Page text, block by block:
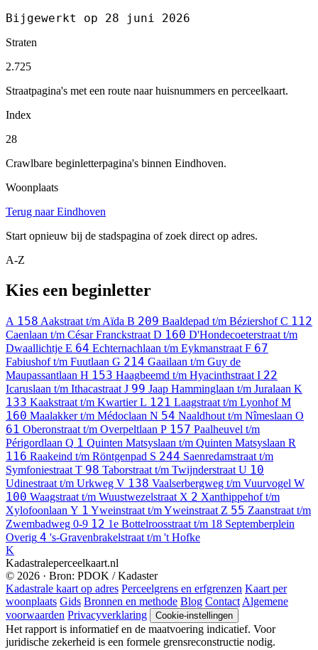
Bijgewerkt op 28 juni 2026
Straten
2.725
Straatpagina's met een route naar huisnummers en perceelkaart.
Index
28
Crawlbare beginletterpagina's binnen Eindhoven.
Woonplaats
Terug naar Eindhoven
Start opnieuw bij de stadspagina of zoek direct op adres.
A-Z
Kies een beginletter
A 158 Aakstraat t/m Aïda B 209 Baaldepad t/m BéziershofC 112
Caenlaan t/m César Franckstraat D 160 D'Hondecoeterstraat t/m
Dwaallichtje E 64 Echternachlaan t/m Eykmanstraat F 67
Fabiushof t/m Fuutlaan G 214 Gaailaan t/m Guy de
Maupassantlaan H 153 Haagbeemd t/m Hyacinthstraat I 22
Icaruslaan t/m Ithacastraat J 99 Jaap Hamminglaan t/m Juralaan K
133 Kaakstraat t/m KwartierL 121 Laagstraat t/m LyonhofM
160 Maalakker t/m Médoclaan N 54 Naaldhout t/m Nîmeslaan O
61 Oberonstraat t/m Overpeltlaan P 157 Paalheuvel t/m
Périgordlaan Q 1 Quinten Matsyslaan t/m Quinten Matsyslaan R
116 Raakeind t/m Röntgenpad S 244 Saenredamstraat t/m
Symfoniestraat T 98 Taborstraat t/m Twijnderstraat U 10
Udinestraat t/m Urkweg V 138 Vaalserbergweg t/m Vuurvogel W
100 Waagstraat t/m Wuustwezelstraat X 2 Xanthippehof t/m
Xylofoonlaan Y 1 Yweinstraat t/m Yweinstraat Z 55 Zaanstraat t/m
Zwembadweg 0-9 12 1e Bottelroosstraat t/m 18 Septemberplein
Overig 4 's-Gravenbrakelstraat t/m 't Hofke
K
Kadastraleperceelkaart.nl
© 2026 · Bron: PDOK / Kadaster
Kadastrale kaart op adres Perceelgrens en erfgrenzen Kaart per
woonplaats Gids Bronnen en methode Blog Contact Algemene
voorwaarden Privacyverklaring Cookie-instellingen
Het rapport is informatief en de maatvoering indicatief. Voor
juridische zekerheid is een formele grensreconstructie nodig.